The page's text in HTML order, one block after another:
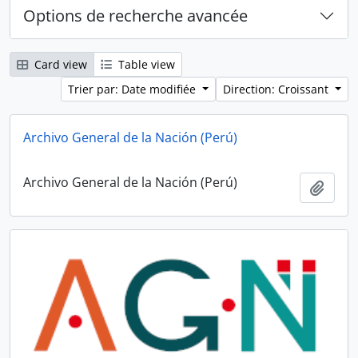
Options de recherche avancée
Card view
Table view
Trier par: Date modifiée
Direction: Croissant
Archivo General de la Nación (Perú)
Archivo General de la Nación (Perú)